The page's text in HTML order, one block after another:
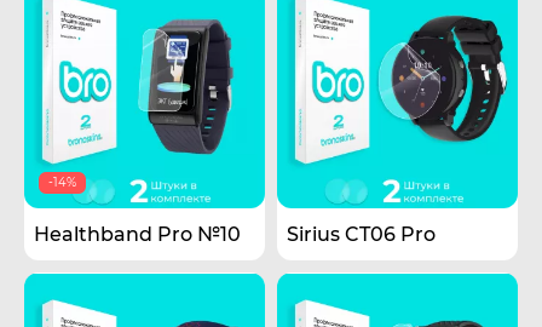
-14%
Healthband Pro №10 Sirius CT06 Pro